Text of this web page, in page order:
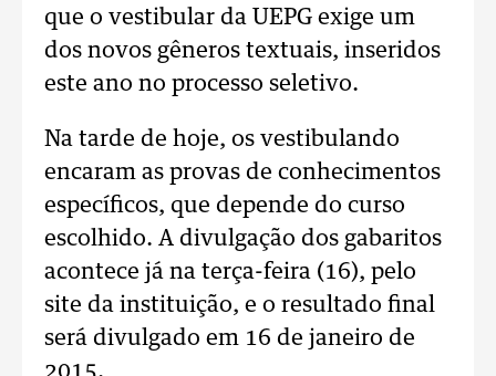
que o vestibular da UEPG exige um
dos novos gêneros textuais, inseridos
este ano no processo seletivo.
Na tarde de hoje, os vestibulando
encaram as provas de conhecimentos
específicos, que depende do curso
escolhido. A divulgação dos gabaritos
acontece já na terça-feira (16), pelo
site da instituição, e o resultado final
será divulgado em 16 de janeiro de
2015.